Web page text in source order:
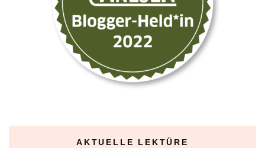
AKTUELLE LEKTÜRE